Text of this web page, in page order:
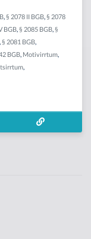
§ 2078 II BGB § 2078
BGB § 2085 BGB §
§ 2081 BGB
BGB Motivirrtum